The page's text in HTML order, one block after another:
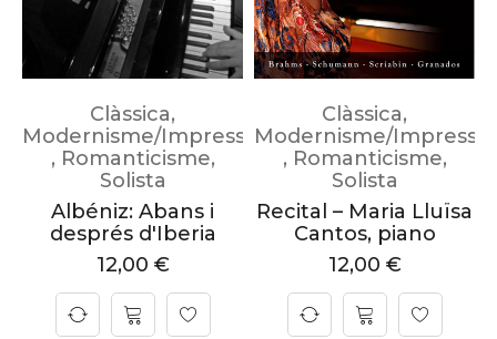
Clàssica,
Modernisme/Impressionisme
, Romanticisme,
Solista
Albéniz: Abans i
després d'Iberia
12,00 €
Clàssica,
Modernisme/
, Romanticisme,
Solista
Recital – Maria Lluïsa
Cantos, piano
12,00 €